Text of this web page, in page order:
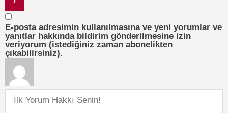
E-posta adresimin kullanılmasına ve yeni yorumlar ve
yanıtlar hakkında bildirim gönderilmesine izin
veriyorum (istediğiniz zaman abonelikten
çıkabilirsiniz).